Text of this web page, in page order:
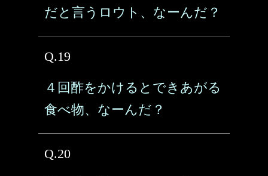
だと言うロウト、なーんだ？
Q.19
４回酢をかけるとできあがる
食べ物、なーんだ？
Q.20